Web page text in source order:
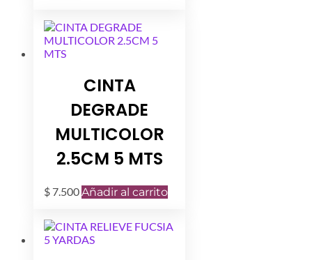
CINTA
DEGRADE
MULTICOLOR
2.5CM 5 MTS
$ 7.500Añadir al carrito